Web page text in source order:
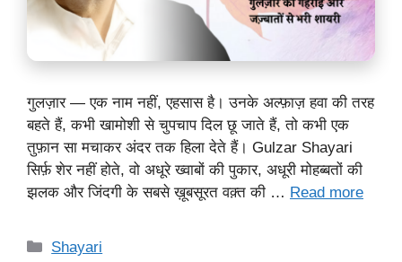
गुलज़ार — एक नाम नहीं, एहसास है। उनके अल्फ़ाज़ हवा की तरह
बहते हैं, कभी खामोशी से चुपचाप दिल छू जाते हैं, तो कभी एक
तुफ़ान सा मचाकर अंदर तक हिला देते हैं। Gulzar Shayari
सिर्फ़ शेर नहीं होते, वो अधूरे ख्वाबों की पुकार, अधूरी मोहब्बतों की
झलक और जिंदगी के सबसे ख़ूबसूरत वक़्त की … Read more
Categories
Shayari